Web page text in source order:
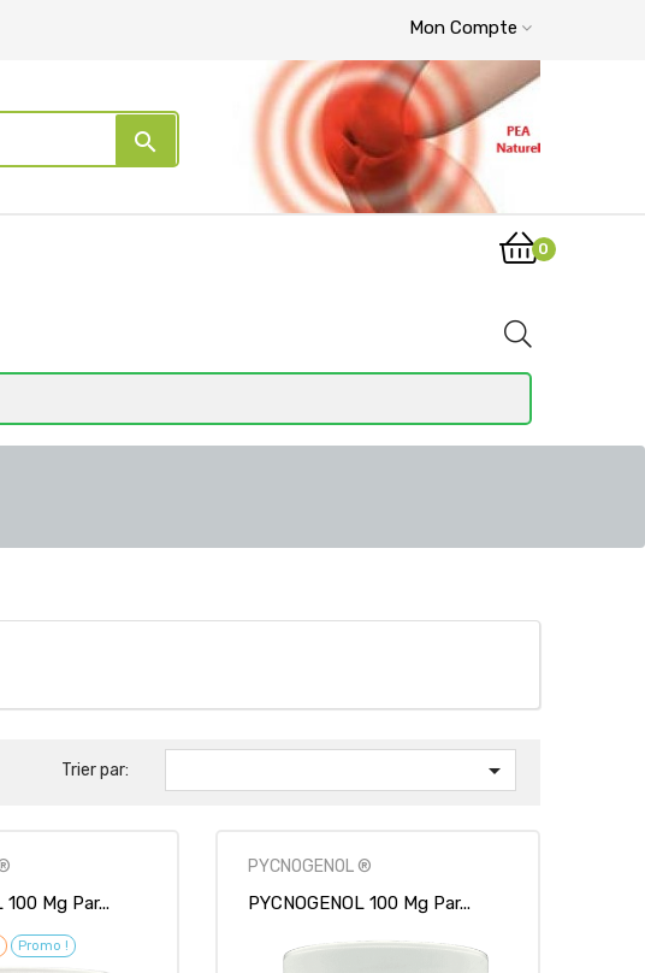
Mon Compte
search
0
Trier par: 
100 Mg Par...
Promo !
PYCNOGENOL ®
PYCNOGENOL 100 Mg Par...